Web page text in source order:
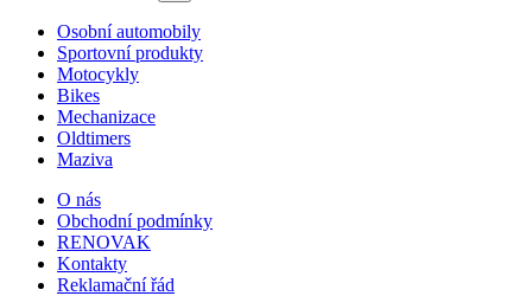
Osobní automobily
Sportovní produkty
Motocykly
Bikes
Mechanizace
Oldtimers
Maziva
O nás
Obchodní podmínky
RENOVAK
Kontakty
Reklamační řád